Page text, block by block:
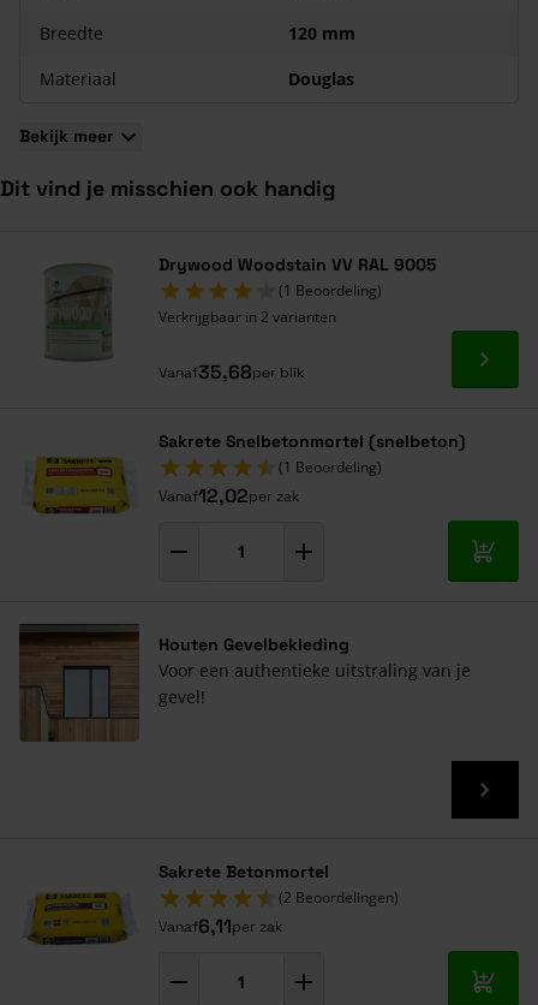
Breedte
120 mm
Materiaal
Douglas
Bekijk meer
Dit vind je misschien ook handig
Drywood Woodstain VV RAL 9005
(1 Beoordeling)
Verkrijgbaar in 2 varianten
Vanaf35,68per blik Ga
Sakrete Snelbetonmortel (snelbeton)
(1 Beoordeling)
Vanaf12,02per zak
In
Houten Gevelbekleding
Voor een authentieke uitstraling van je
gevel!
Sakrete Betonmortel
(2 Beoordelingen)
Vanaf6,11per zak
In